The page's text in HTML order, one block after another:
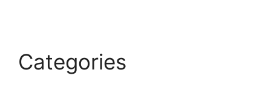
Categories